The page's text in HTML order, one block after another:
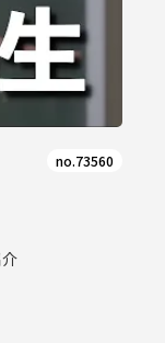
no.73560